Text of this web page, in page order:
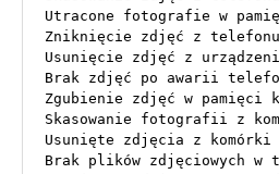
Utracone fotografie w
Zniknięcie zdjęć z telefonu
Usunięcie zdjęć z
Brak zdjęć po awarii
Zgubienie zdjęć w pamięci
Skasowanie fotografii z
Usunięte zdjęcia z komórki
Brak plików zdjęciowych w